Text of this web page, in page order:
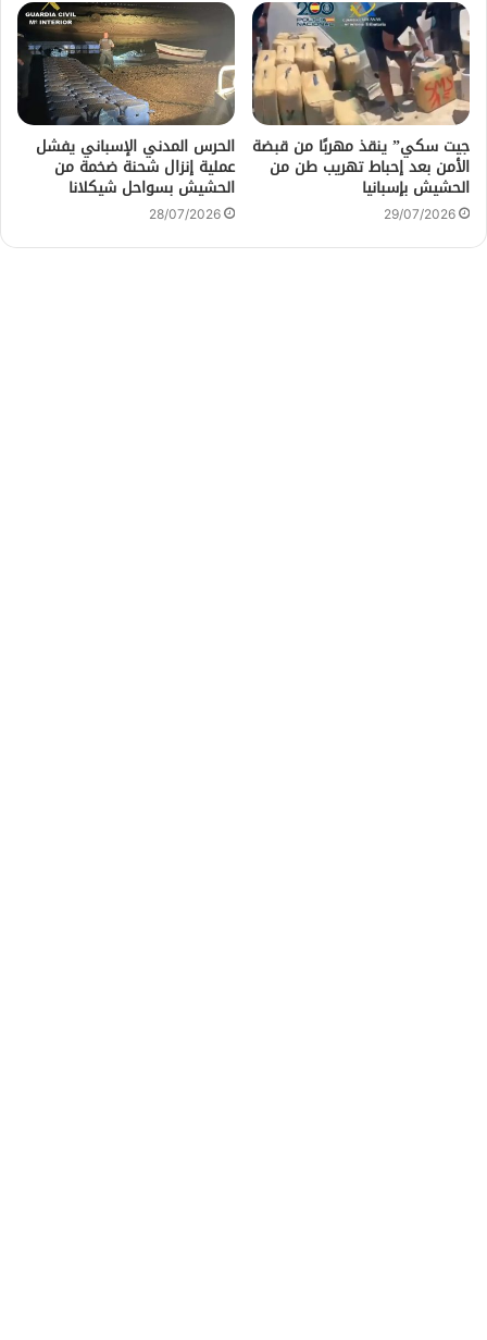
جيت سكي” ينقذ مهربًا من قبضة
الأمن بعد إحباط تهريب طن من
الحشيش بإسبانيا
29/07/2026
الحرس المدني الإسباني يفشل
عملية إنزال شحنة ضخمة من
الحشيش بسواحل شيكلانا
28/07/2026